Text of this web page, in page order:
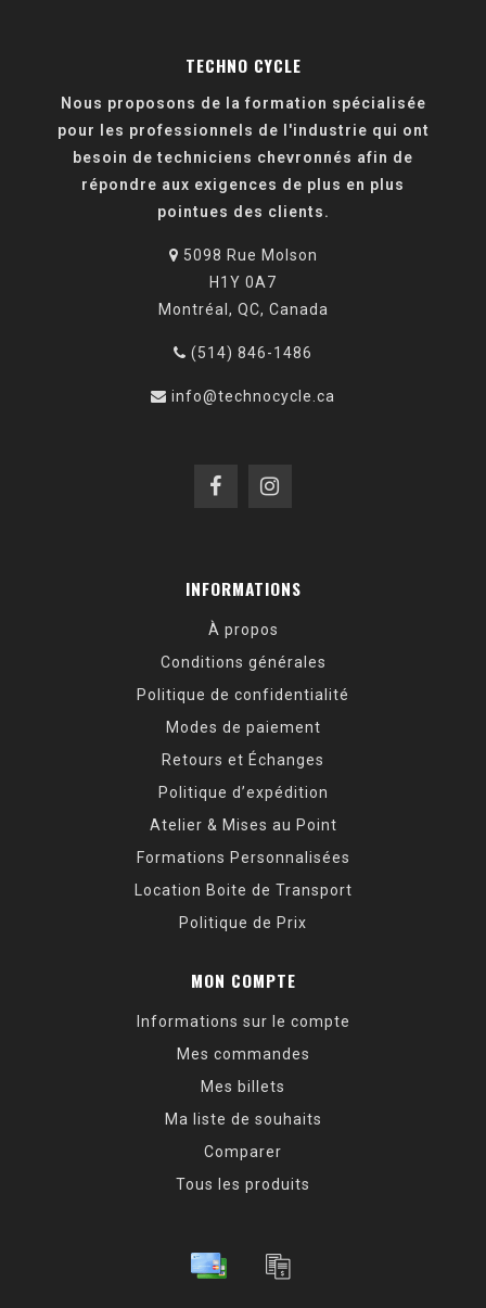
TECHNO CYCLE
Nous proposons de la formation spécialisée
pour les professionnels de l'industrie qui ont
besoin de techniciens chevronnés afin de
répondre aux exigences de plus en plus
pointues des clients.
5098 Rue Molson
H1Y 0A7
Montréal, QC, Canada
(514) 846-1486
info@technocycle.ca
INFORMATIONS
À propos
Conditions générales
Politique de confidentialité
Modes de paiement
Retours et Échanges
Politique d’expédition
Atelier & Mises au Point
Formations Personnalisées
Location Boite de Transport
Politique de Prix
MON COMPTE
Informations sur le compte
Mes commandes
Mes billets
Ma liste de souhaits
Comparer
Tous les produits